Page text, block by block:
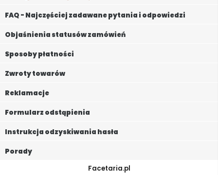
FAQ - Najczęściej zadawane pytania i odpowiedzi
Objaśnienia statusów zamówień
Sposoby płatności
Zwroty towarów
Reklamacje
Formularz odstąpienia
Instrukcja odzyskiwania hasła
Porady
Facetaria.pl